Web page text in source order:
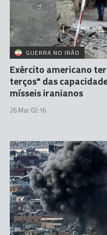
GUERRA NO IRÃO
Exército americano
terços" das
mísseis iranianos
26 Mar 02:16